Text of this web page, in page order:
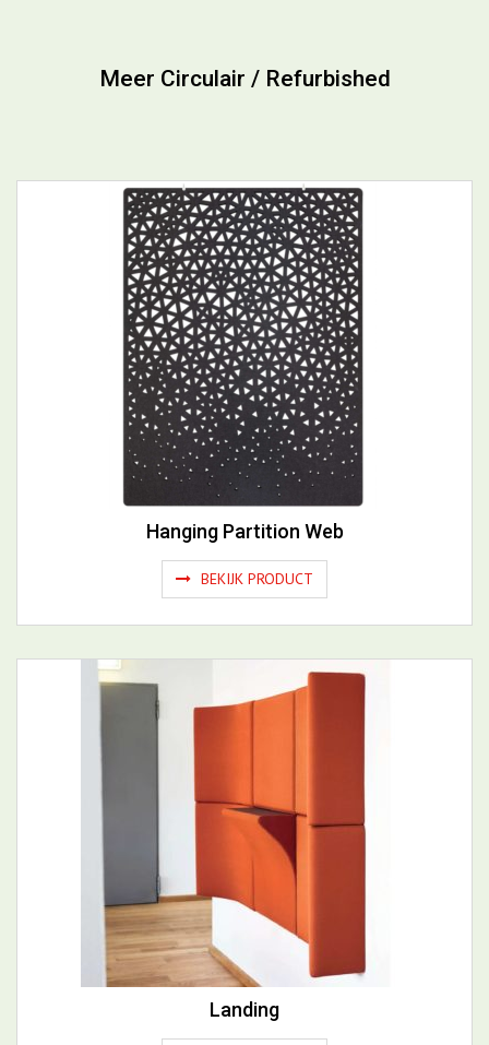
Hanging Partition Web
BEKIJK PRODUCT
BEKIJK PRODUCT